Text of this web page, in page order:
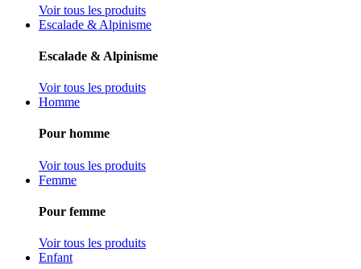
Voir tous les produits
Escalade & Alpinisme
Escalade & Alpinisme
Voir tous les produits
Homme
Pour homme
Voir tous les produits
Femme
Pour femme
Voir tous les produits
Enfant